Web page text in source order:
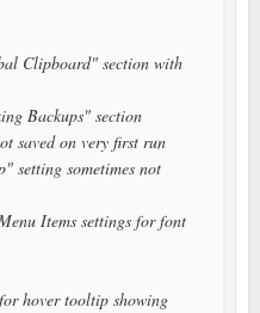
Clipboard" section with
Backups" section
saved on very first run
setting sometimes not
Items settings for font
hover tooltip showing